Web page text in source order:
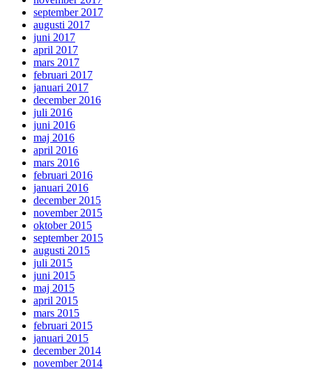
september 2017
augusti 2017
juni 2017
april 2017
mars 2017
februari 2017
januari 2017
december 2016
juli 2016
juni 2016
maj 2016
april 2016
mars 2016
februari 2016
januari 2016
december 2015
november 2015
oktober 2015
september 2015
augusti 2015
juli 2015
juni 2015
maj 2015
april 2015
mars 2015
februari 2015
januari 2015
december 2014
november 2014